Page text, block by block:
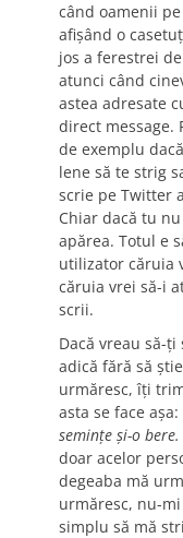
când oamenii
afişând o
jos a ferestrei
atunci când
astea adresate
direct message.
de exemplu
lene să te strig
scrie pe Twitter
Chiar dacă tu
apărea. Totul e
utilizator căruia
căruia vrei să-i
scrii.
Dacă vreau să-
adică fără să
urmăresc, îţi
asta se face aşa:
seminţe şi-o bere.
doar acelor
degeaba mă
urmăresc, nu-
simplu să mă